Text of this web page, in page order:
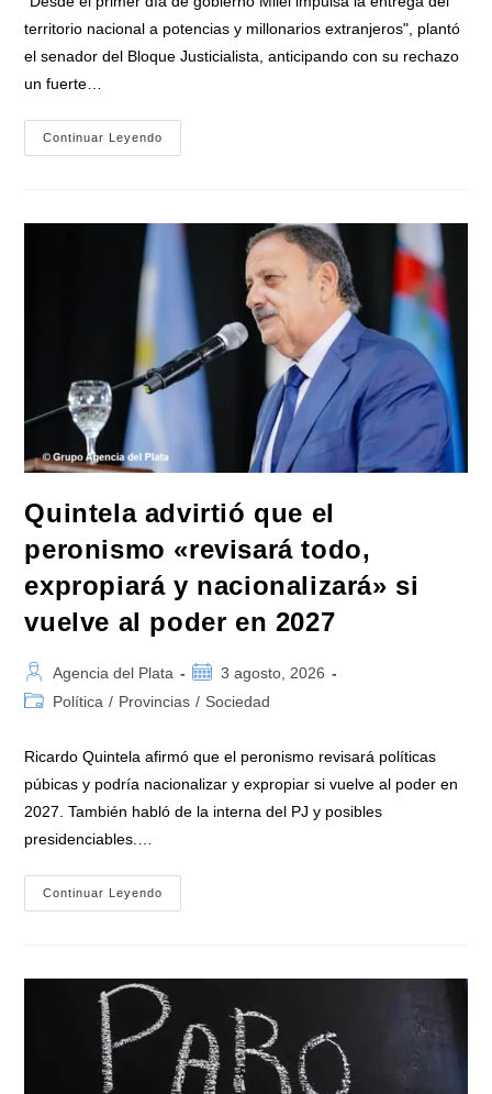
territorio nacional a potencias y millonarios extranjeros", plantó
el senador del Bloque Justicialista, anticipando con su rechazo
un fuerte…
Continuar Leyendo
Soria
De
Ley
Tierras:
Argentina
Milei»
Quintela advirtió que el
peronismo «revisará todo,
expropiará y nacionalizará» si
vuelve al poder en 2027
Autor
de
Agencia del Plata
Publicación
de
3 agosto, 2026
Categoría
la
Política / Provincias / Sociedad
Ricardo Quintela afirmó que el peronismo revisará políticas
púbicas y podría nacionalizar y expropiar si vuelve al poder en
2027. También habló de la interna del PJ y posibles
presidenciables.…
Continuar Leyendo
Advirtió
Expropiará
Y
Nacionalizará»
Vuelve
Al